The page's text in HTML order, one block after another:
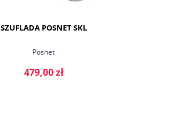
SZUFLADA POSNET SKL
Posnet
479,00 zł